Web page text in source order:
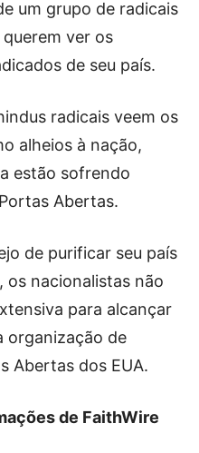
um grupo de radicais
ver os
de seu país.
radicais veem os
alheios à nação,
estão sofrendo
Abertas.
de purificar seu país
os nacionalistas não
para alcançar
organização de
Abertas dos EUA.
de FaithWire